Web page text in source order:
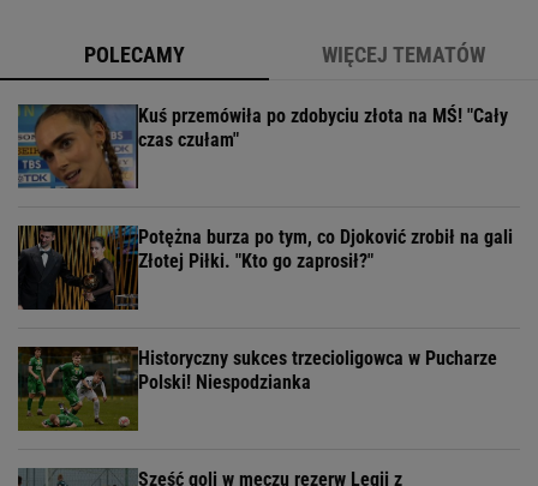
POLECAMY WIĘCEJ TEMATÓW
Kuś przemówiła po zdobyciu złota na MŚ! "Cały
czas czułam"
Potężna burza po tym, co Djoković zrobił na gali
Złotej Piłki. "Kto go zaprosił?"
Historyczny sukces trzecioligowca w Pucharze
Polski! Niespodzianka
Sześć goli w meczu rezerw Legii z